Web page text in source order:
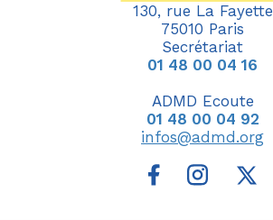
130, rue La Fayette
75010 Paris
Secrétariat
01 48 00 04 16
ADMD Ecoute
01 48 00 04 92
infos@admd.org